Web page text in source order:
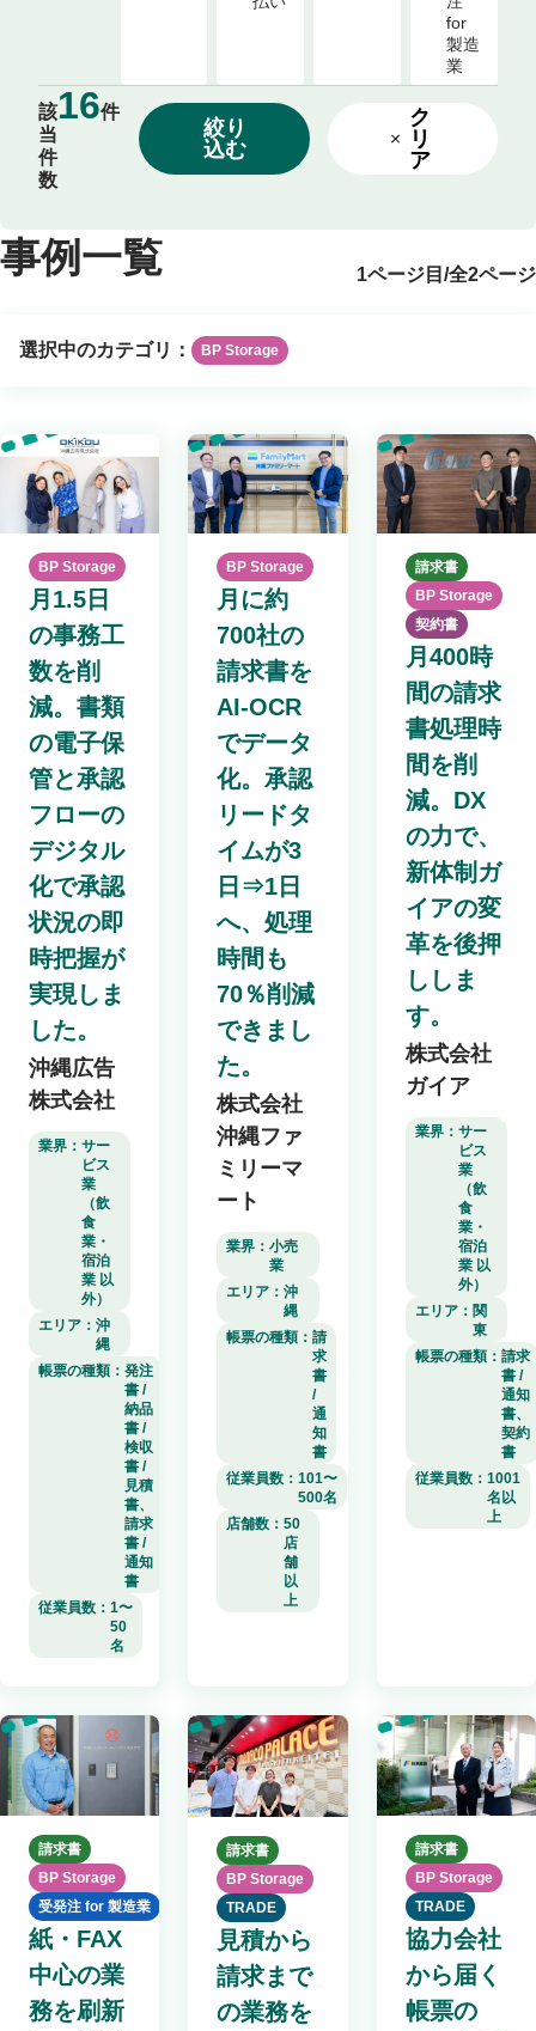
for
製造
業
該
当
件
数
16件
絞り
込む
ク
リ
ア
事例一覧 1ページ目 /全2ページ
選択中のカテゴリ： BP Storage
BP Storage
月1.5日
の事務工
数を削
減。書類
の電子保
管と承認
フローの
デジタル
化で承認
状況の即
時把握が
実現しま
した。
沖縄広告
株式会社
業界： サー
ビス
業
（飲
食
業・
宿泊
業 以
外）
エリア： 沖
縄
帳票の種類： 発注
書 /
納品
書 /
検収
書 /
見積
書、
請求
書 /
通知
書
従業員数： 1〜
50
名
BP Storage
月に約
700社の
請求書を
AI-OCR
でデータ
化。承認
リードタ
イムが3
日⇒1日
へ、処理
時間も
70％削減
できまし
た。
株式会社
沖縄ファ
ミリーマ
ート
業界：小売
業
エリア：沖
縄
帳票の種類：請
求
書
/
通
知
書
従業員数：101〜
500名
店舗数：50
店
舗
以
上
請求書
BP Storage
契約書
月400時
間の請求
書処理時
間を削
減。DX
の力で、
新体制ガ
イアの変
革を後押
ししま
す。
株式会社
ガイア
業界： サー
ビス
業
（飲
食
業・
宿泊
業 以
外）
エリア： 関
東
帳票の種類： 請求
書 /
通知
書、
契約
書
従業員数： 1001
名以
上
請求書
BP Storage
受発注 for 製造業
紙・FAX
中心の業
務を刷新
請求書
BP Storage
TRADE
見積から
請求まで
の業務を
請求書
BP Storage
TRADE
協力会社
から届く
帳票の